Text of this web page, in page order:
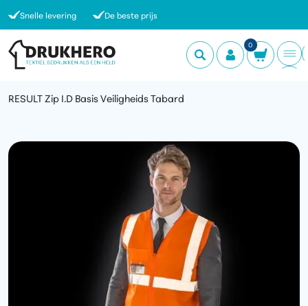
Snelle levering De beste prijs
0
RESULT Zip I.D Basis Veiligheids Tabard